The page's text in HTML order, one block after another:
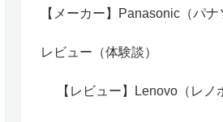
【メーカー】Panasonic（パナ
レビュー（体験談）
【レビュー】Lenovo（レノ